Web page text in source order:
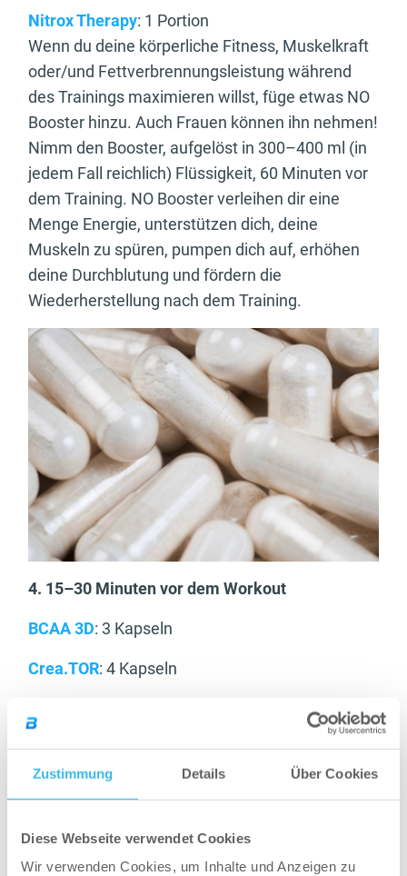
Zustimmung Details Über Cookies
Diese Webseite verwendet Cookies
Wir verwenden Cookies, um Inhalte und Anzeigen zu
Nitrox Therapy: 1 Portion
Wenn du deine körperliche Fitness, Muskelkraft
oder/und Fettverbrennungsleistung während
des Trainings maximieren willst, füge etwas NO
Booster hinzu. Auch Frauen können ihn nehmen!
Nimm den Booster, aufgelöst in 300–400 ml (in
jedem Fall reichlich) Flüssigkeit, 60 Minuten vor
dem Training. NO Booster verleihen dir eine
Menge Energie, unterstützen dich, deine
Muskeln zu spüren, pumpen dich auf, erhöhen
deine Durchblutung und fördern die
Wiederherstellung nach dem Training.
4. 15–30 Minuten vor dem Workout
BCAA 3D: 3 Kapseln
Crea.TOR: 4 Kapseln
Wenn es Zeit fürs Training wird, solltest du
vorbereitet und aufgeladen sein! Für viele haben
tatsächlich ist es die ausreichende Menge an
sollte, um die körperliche Beanspruchung durch
katabole Prozesse während des Trainings zu